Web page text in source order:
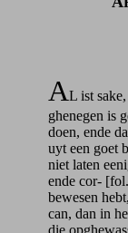
AL ist
ghenegen is
doen, ende
uyt een goet
niet laten
ende cor-
bewesen
can, dan in
die